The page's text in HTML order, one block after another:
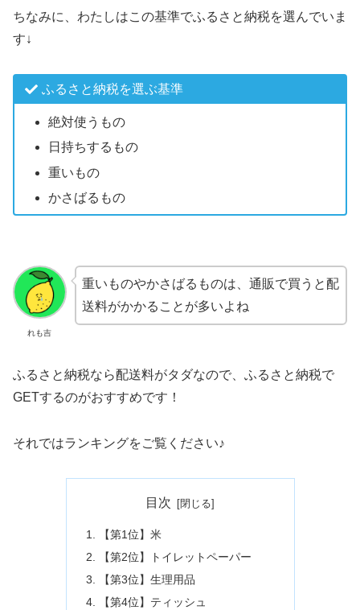
ちなみに、わたしはこの基準でふるさと納税を選んでいま
す↓
ふるさと納税を選ぶ基準
絶対使うもの
日持ちするもの
重いもの
かさばるもの
れも吉
重いものやかさばるものは、通販で買うと配
送料がかかることが多いよね
ふるさと納税なら配送料がタダなので、ふるさと納税で
GETするのがおすすめです！
それではランキングをご覧ください♪
目次
【第1位】米
【第2位】トイレットペーパー
【第3位】生理用品
【第4位】ティッシュ